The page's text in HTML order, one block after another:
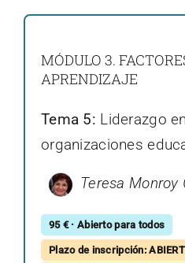
MÓDULO 3.
APRENDIZAJE
Tema 5: Liderazgo
organizaciones
Teresa Monroy
95 € · Abierto para todos
Plazo de inscripción: